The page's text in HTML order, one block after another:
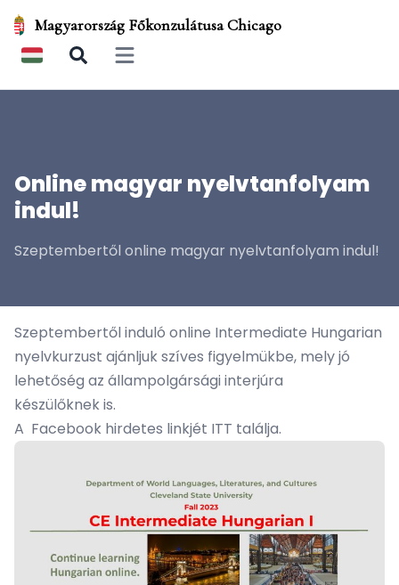
Magyarország Főkonzulátusa Chicago
Open main menu
Online magyar nyelvtanfolyam
indul!
Szeptembertől online magyar nyelvtanfolyam indul!
Szeptembertől induló online Intermediate Hungarian
nyelvkurzust ajánljuk szíves figyelmükbe, mely jó
lehetőség az állampolgársági interjúra
készülőknek is.
A Facebook hirdetes linkjét ITT találja.